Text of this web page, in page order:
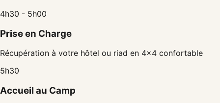
4h30 - 5h00
Prise en Charge
Récupération à votre hôtel ou riad en 4x4 confortable
5h30
Accueil au Camp